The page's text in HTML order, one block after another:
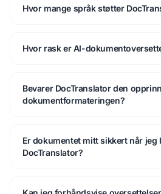
Hvor mange språk støtter
Hvor rask er AI-
Bevarer DocTranslator den
dokumentformateringen?
Er dokumentet mitt sikkert når jeg
DocTranslator?